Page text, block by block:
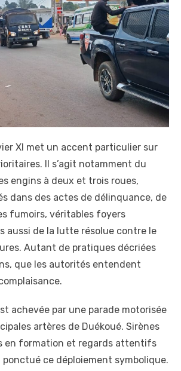
XI met un accent particulier sur
Il s’agit notamment du
engins à deux et trois roues,
dans des actes de délinquance, de
fumoirs, véritables foyers
aussi de la lutte résolue contre le
Autant de pratiques décriées
que les autorités entendent
achevée par une parade motorisée
artères de Duékoué. Sirènes
en formation et regards attentifs
ce déploiement symbolique.